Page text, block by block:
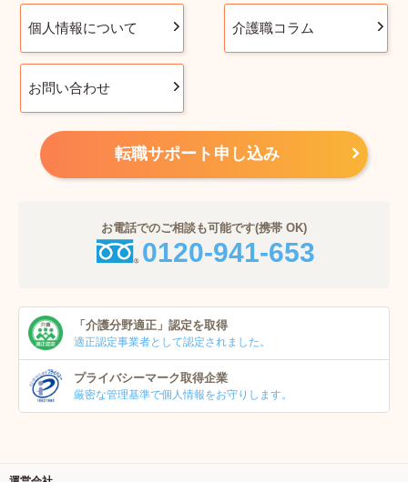
個人情報について 介護職コラム
お問い合わせ
転職サポート申し込み
お電話でのご相談も可能です(携帯 OK)
0120-941-653
「介護分野適正」 認定を取得
適正認定事業者として認定されました。
プライバシーマーク取得企業
厳密な管理基準で個人情報をお守りします。